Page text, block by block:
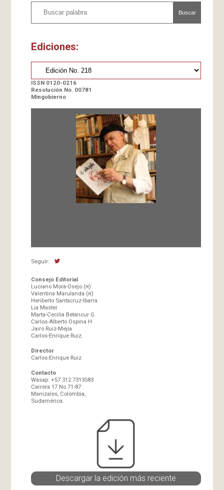
Buscar
Ediciones:
ISSN 0120-0216
Resolución No. 00781
Mingobierno
Seguir:
Consejo Editorial
Luciano Mora-Osejo (א)
Valentina Marulanda (א)
Heriberto Santacruz-Ibarra
Lia Master
Marta-Cecilia Betancur G.
Carlos-Alberto Ospina H.
Jairo Ruiz-Mejía
Carlos-Enrique Ruiz.
Director
Carlos-Enrique Ruiz
Contacto
Wasap: +57 312 7313583
Carrera 17 No 71-87
Manizales, Colombia,
Sudamérica.
Descargar la edición más reciente